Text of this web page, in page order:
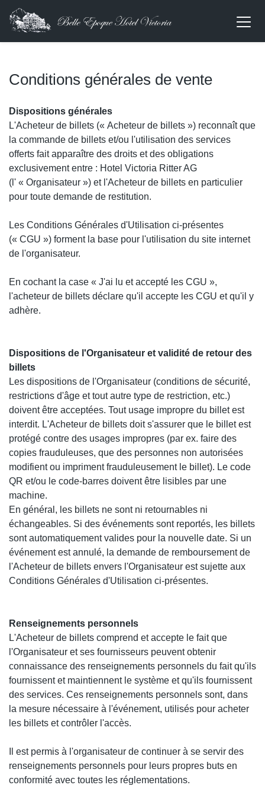
Conditions générales de vente
Dispositions générales
L'Acheteur de billets (« Acheteur de billets ») reconnaît que
la commande de billets et/ou l'utilisation des services
offerts fait apparaître des droits et des obligations
exclusivement entre : Hotel Victoria Ritter AG
(l' « Organisateur ») et l'Acheteur de billets en particulier
pour toute demande de restitution.
Les Conditions Générales d'Utilisation ci-présentes
(« CGU ») forment la base pour l'utilisation du site internet
de l'organisateur.
En cochant la case « J'ai lu et accepté les CGU »,
l'acheteur de billets déclare qu'il accepte les CGU et qu'il y
adhère.
Dispositions de l'Organisateur et validité de retour des
billets
Les dispositions de l'Organisateur (conditions de sécurité,
restrictions d'âge et tout autre type de restriction, etc.)
doivent être acceptées. Tout usage impropre du billet est
interdit. L'Acheteur de billets doit s'assurer que le billet est
protégé contre des usages impropres (par ex. faire des
copies frauduleuses, que des personnes non autorisées
modifient ou impriment frauduleusement le billet). Le code
QR et/ou le code-barres doivent être lisibles par une
machine.
En général, les billets ne sont ni retournables ni
échangeables. Si des événements sont reportés, les billets
sont automatiquement valides pour la nouvelle date. Si un
événement est annulé, la demande de remboursement de
l'Acheteur de billets envers l'Organisateur est sujette aux
Conditions Générales d'Utilisation ci-présentes.
Renseignements personnels
L'Acheteur de billets comprend et accepte le fait que
l'Organisateur et ses fournisseurs peuvent obtenir
connaissance des renseignements personnels du fait qu'ils
fournissent et maintiennent le système et qu'ils fournissent
des services. Ces renseignements personnels sont, dans
la mesure nécessaire à l'événement, utilisés pour acheter
les billets et contrôler l'accès.
Il est permis à l'organisateur de continuer à se servir des
renseignements personnels pour leurs propres buts en
conformité avec toutes les réglementations.